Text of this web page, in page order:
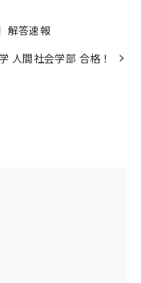
解答速報
人間社会学部 合格！